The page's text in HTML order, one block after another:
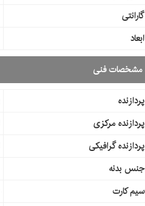
گارانتی
ابعاد
مشخصات فنی
پردازنده
پردازنده مرکزی
پردازنده گرافیکی
جنس بدنه
سیم کارت